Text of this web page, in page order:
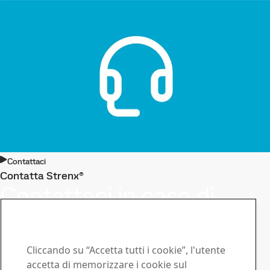
Contattaci
Contatta Strenx®
Contattaci in caso di
Rimani un passo avanti con la
newsletter Strenx®
Cliccando su “Accetta tutti i cookie”, l'utente
accetta di memorizzare i cookie sul